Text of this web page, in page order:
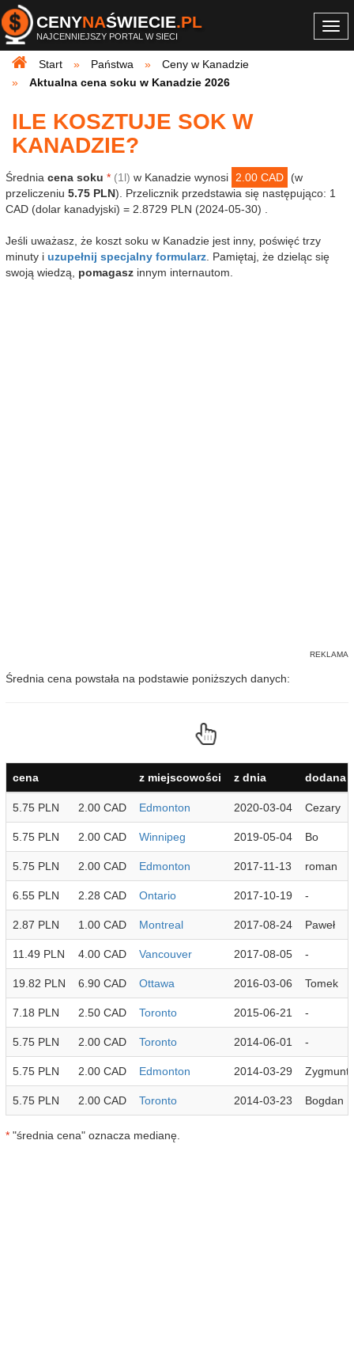
CENYNAŚWIECIE.PL
NAJCENNIEJSZY PORTAL W SIECI
Start
Państwa
Ceny w Kanadzie
Aktualna cena soku w Kanadzie 2026
ILE KOSZTUJE SOK W
KANADZIE?
Średnia cena soku * (1l) w Kanadzie wynosi 2.00 CAD
(w
przeliczeniu 5.75 PLN). Przelicznik przedstawia się następująco: 1
CAD (dolar kanadyjski) = 2.8729 PLN (2024-05-30) .
Jeśli uważasz, że koszt soku w Kanadzie jest inny, poświęć trzy
minuty i uzupełnij specjalny formularz . Pamiętaj, że dzieląc się
swoją wiedzą, pomagasz innym internautom.
Średnia cena powstała na podstawie poniższych danych:
cena z miejscowości z dnia dodana
5.75 PLN 2.00 CAD Edmonton 2020-03-04 Cezary
5.75 PLN 2.00 CAD Winnipeg 2019-05-04 Bo
5.75 PLN 2.00 CAD Edmonton 2017-11-13 roman
6.55 PLN 2.28 CAD Ontario 2017-10-19 -
2.87 PLN 1.00 CAD Montreal 2017-08-24 Paweł
11.49 PLN 4.00 CAD Vancouver 2017-08-05 -
19.82 PLN 6.90 CAD Ottawa 2016-03-06 Tomek
7.18 PLN 2.50 CAD Toronto 2015-06-21 -
5.75 PLN 2.00 CAD Toronto 2014-06-01 -
5.75 PLN 2.00 CAD Edmonton 2014-03-29 Zygmunt
5.75 PLN 2.00 CAD Toronto 2014-03-23 Bogdan
* "średnia cena" oznacza medianę.